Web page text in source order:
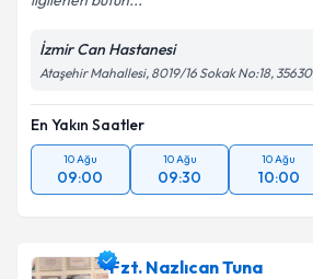
İzmir Can Hastanesi
Ataşehir Mahallesi, 8019/16 Sokak No:18, 35630
En Yakın Saatler
10 Ağu
09:00
10 Ağu
09:30
10 Ağu
10:00
Fzt. Nazlıcan Tuna